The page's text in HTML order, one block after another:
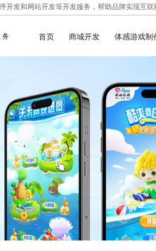
开发和网站开发等开发服务，帮助品牌实现互联
务 首页 商城开发 体感游戏制